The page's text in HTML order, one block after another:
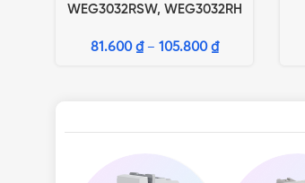
WEG3032RSW, WEG3032RH
81.600 ₫– 105.800 ₫